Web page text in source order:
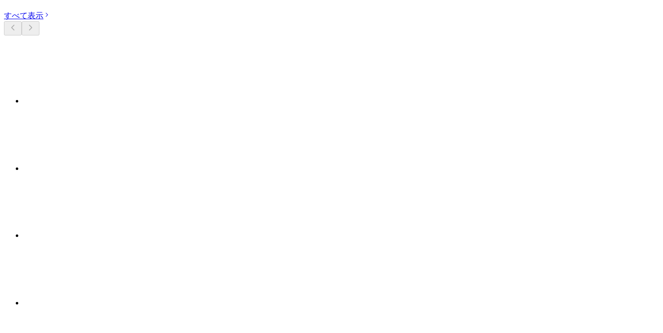
すべて表示